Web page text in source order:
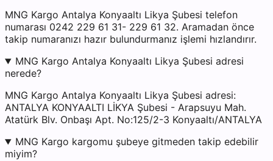
MNG Kargo Antalya Konyaaltı Likya Şubesi telefon
numarası 0242 229 61 31- 229 61 32. Aramadan önce
takip numaranızı hazır bulundurmanız işlemi hızlandırır.
MNG Kargo Antalya Konyaaltı Likya Şubesi adresi
nerede?
MNG Kargo Antalya Konyaaltı Likya Şubesi adresi:
ANTALYA KONYAALTI LİKYA Şubesi - Arapsuyu Mah.
Atatürk Blv. Onbaşı Apt. No:125/2-3 Konyaaltı/ANTALYA
MNG Kargo kargomu şubeye gitmeden takip edebilir
miyim?